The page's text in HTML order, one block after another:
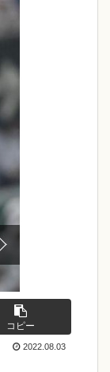
コピー
2022.08.03